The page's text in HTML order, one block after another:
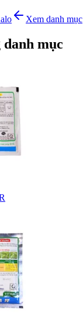
Xem danh mục
danh mục